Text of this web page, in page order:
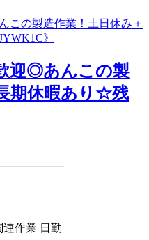
迎◎あんこの製
期休暇あり☆残
作業 日勤